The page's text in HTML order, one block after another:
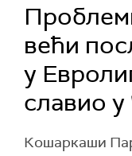
већи
у
славио
Кошаркаши